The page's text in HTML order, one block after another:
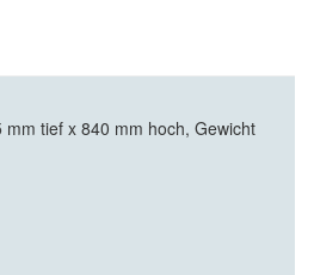
tief x 840 mm hoch, Gewicht